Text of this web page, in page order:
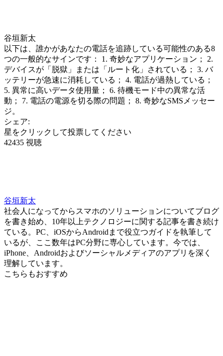
谷垣新太
以下は、誰かがあなたの電話を追跡している可能性のある8
つの一般的なサインです： 1. 奇妙なアプリケーション； 2.
デバイスが「脱獄」または「ルート化」されている； 3. バ
ッテリーが急速に消耗している； 4. 電話が過熱している；
5. 異常に高いデータ使用量； 6. 待機モード中の異常な活
動； 7. 電話の電源を切る際の問題； 8. 奇妙なSMSメッセー
ジ。
シェア:
星をクリックして投票してください
42435 視聴
谷垣新太
社会人になってからスマホのソリューションについてブログ
を書き始め、10年以上テクノロジーに関する記事を書き続け
ている。PC、iOSからAndroidまで役立つガイドを執筆して
いるが、ここ数年はPC分野に専心しています。今では、
iPhone、Androidおよびソーシャルメディアのアプリを深く
理解しています。
こちらもおすすめ